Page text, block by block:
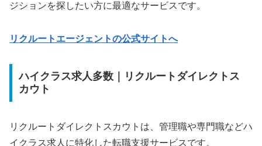
ジションを探したい方に最適なサービスです。
リクルートエージェントの公式サイトへ
ハイクラス求人多数｜リクルートダイレクトス
カウト
リクルートダイレクトスカウトは、管理職や専門職などハ
イクラス求人に特化した転職支援サービスです。